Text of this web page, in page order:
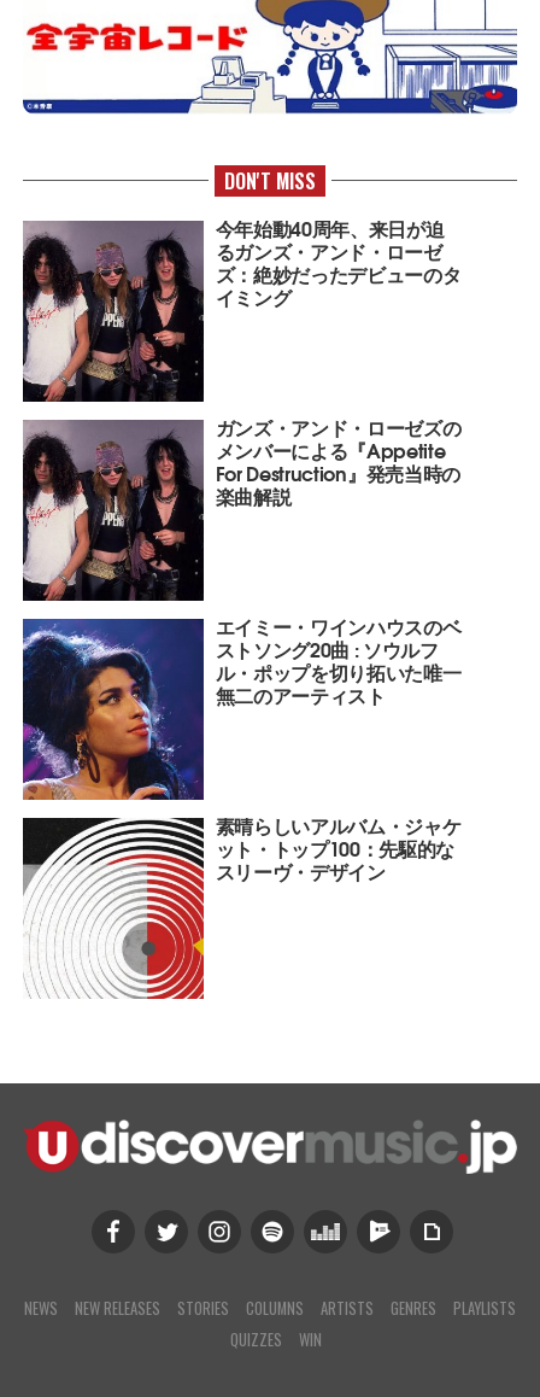
DON'T MISS
今年始動40周年、来日が迫
るガンズ・アンド・ローゼ
ズ：絶妙だったデビューのタ
イミング
ガンズ・アンド・ローゼズの
メンバーによる『Appetite
For Destruction』発売当時の
楽曲解説
エイミー・ワインハウスのベ
ストソング20曲 : ソウルフ
ル・ポップを切り拓いた唯一
無二のアーティスト
素晴らしいアルバム・ジャケ
ット・トップ100：先駆的な
スリーヴ・デザイン
NEWS NEW RELEASES STORIES COLUMNS ARTISTS GENRES
PLAYLISTS
QUIZZES
WIN